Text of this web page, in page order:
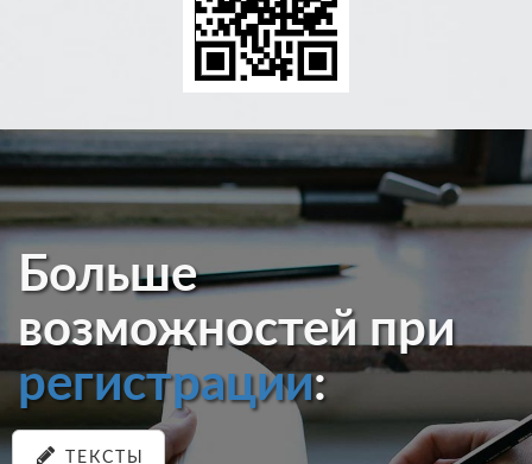
Больше
возможностей при
регистрации:
ТЕКСТЫ